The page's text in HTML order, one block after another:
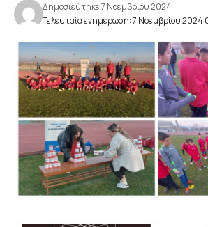
Τελευταία ενημέρωση: 7 Νοεμβρίου 2024
Δημοσιεύτηκε 7 Νοεμβρίου 2024